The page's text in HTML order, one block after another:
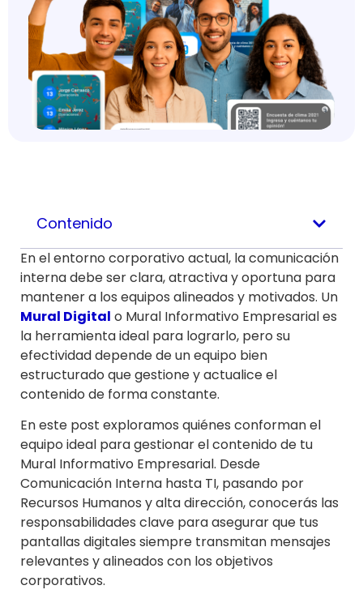
Contenido
En el entorno corporativo actual, la comunicación
interna debe ser clara, atractiva y oportuna para
mantener a los equipos alineados y motivados. Un
Mural Digital o Mural Informativo Empresarial es
la herramienta ideal para lograrlo, pero su
efectividad depende de un equipo bien
estructurado que gestione y actualice el
contenido de forma constante.
En este post exploramos quiénes conforman el
equipo ideal para gestionar el contenido de tu
Mural Informativo Empresarial. Desde
Comunicación Interna hasta TI, pasando por
Recursos Humanos y alta dirección, conocerás las
responsabilidades clave para asegurar que tus
pantallas digitales siempre transmitan mensajes
relevantes y alineados con los objetivos
corporativos.